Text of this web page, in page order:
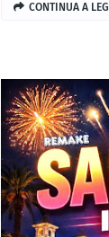
CONTINUA A